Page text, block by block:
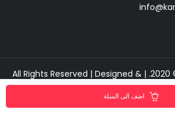
اضف الى السلة
سوق كرز - الكويت. © 2020. | All Rights Reserved | Designed &
Developed ByPixipine